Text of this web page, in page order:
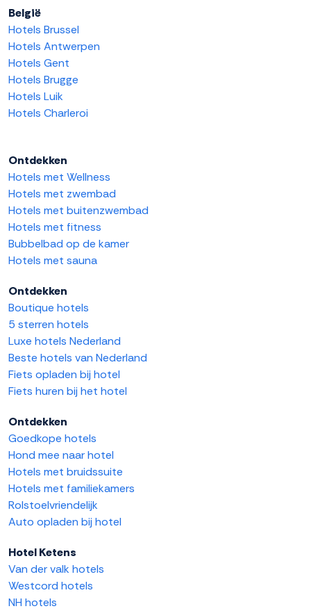
België
Hotels Brussel
Hotels Antwerpen
Hotels Gent
Hotels Brugge
Hotels Luik
Hotels Charleroi
Ontdekken
Hotels met Wellness
Hotels met zwembad
Hotels met buitenzwembad
Hotels met fitness
Bubbelbad op de kamer
Hotels met sauna
Ontdekken
Boutique hotels
5 sterren hotels
Luxe hotels Nederland
Beste hotels van Nederland
Fiets opladen bij hotel
Fiets huren bij het hotel
Ontdekken
Goedkope hotels
Hond mee naar hotel
Hotels met bruidssuite
Hotels met familiekamers
Rolstoelvriendelijk
Auto opladen bij hotel
Hotel Ketens
Van der valk hotels
Westcord hotels
NH hotels